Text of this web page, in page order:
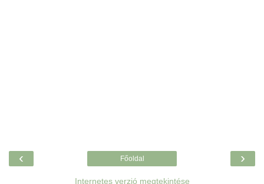
‹ ›
Főoldal
Internetes verzió megtekintése